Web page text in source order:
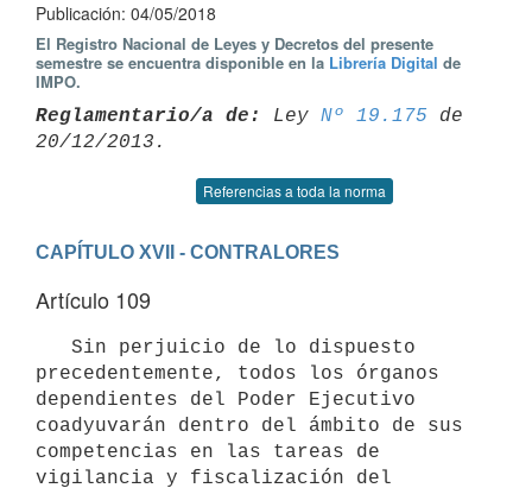
Publicación: 04/05/2018
El Registro Nacional de Leyes y Decretos del presente
semestre se encuentra disponible en la Librería Digital de
IMPO.
Reglamentario/a de: Ley Nº 19.175 de
Referencias a toda la norma
CAPÍTULO XVII - CONTRALORES
Artículo 109
precedentemente, todos los órganos
dependientes del Poder Ejecutivo
coadyuvarán dentro del ámbito de sus
competencias en las tareas de
vigilancia y fiscalización del